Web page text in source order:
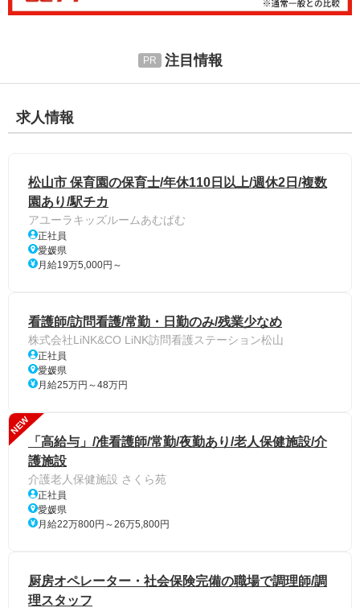
注目情報
求人情報
松山市 保育園の保育士/年休110日以上/週休2日/複数
園あり/駅チカ
アユーラキッズルームあむぱむ
正社員
愛媛県
月給19万5,000円～
看護師/訪問看護/常勤・日勤のみ/残業少なめ
株式会社LiNK&CO LiNK訪問看護ステーション松山
正社員
愛媛県
月給25万円～48万円
NEW
「高給与」/准看護師/常勤/夜勤あり/老人保健施設/介
護施設
介護老人保健施設 さくら苑
正社員
愛媛県
月給22万800円～26万5,800円
厨房オペレーター・社会保険完備の職場で調理師/調
理スタッフ